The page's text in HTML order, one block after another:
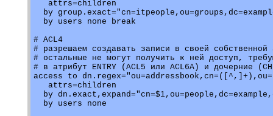
   attrs=children
by
  by users none break
# ACL4
# разрешаем создавать записи в своей
# остальные не могут получить к ней доступ,
# в атрибут ENTRY (ACL5 или ACL6A) и дочерние
access to
   attrs=children
by
  by users none